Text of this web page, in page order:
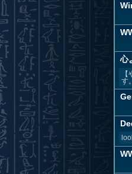
心
す